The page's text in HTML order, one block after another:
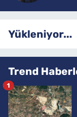
Yükleniyor...
Trend
1